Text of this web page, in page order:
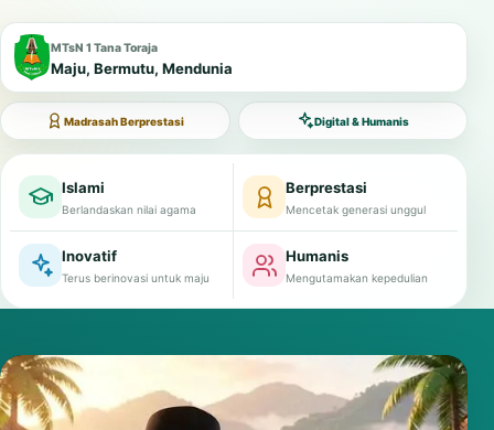
MTsN 1 Tana Toraja
Maju, Bermutu, Mendunia
Madrasah Berprestasi Digital & Humanis
Islami
Berlandaskan nilai agama
Berprestasi
Mencetak generasi unggul
Inovatif
Terus berinovasi untuk maju
Humanis
Mengutamakan kepedulian